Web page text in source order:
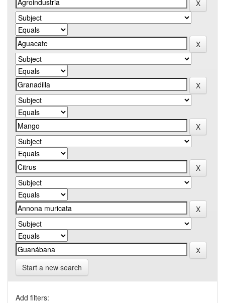
Start a new search
Add filters: